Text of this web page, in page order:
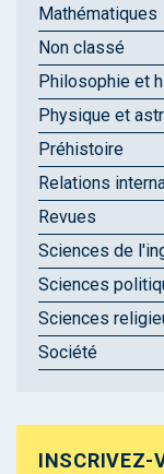
Mathématiques
Non classé
Philosophie et
Physique et
Préhistoire
Relations
Revues
Sciences de
Sciences
Sciences
Société
INSCRIVEZ-